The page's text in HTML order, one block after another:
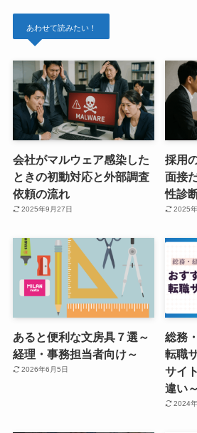
あわせて読みたい！
会社がマルウェア感染した
ときの初動対応と外部調査
依頼の流れ
2025年9月27日
採用
面接
性診
2025
あると便利な文房具７選～
経理・事務担当者向け～
2026年6月5日
総務
転職
サイ
違い～
2024